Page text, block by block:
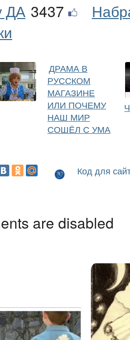
ДА 3437
ДРАМА В
РУССКОМ
МАГАЗИНЕ
ИЛИ ПОЧЕМУ
НАШ МИР
СОШЁЛ С УМА
Код для
are disabled